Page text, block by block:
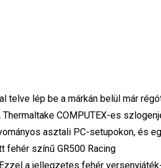
telve lép be a márkán belül már
COMPUTEX-es
asztali PC-setupokon, és
fehér színű GR500 Racing
a jellegzetes fehér